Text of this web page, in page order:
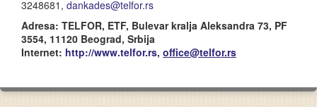
3248681, dankades@telfor.rs
Adresa: TELFOR, ETF, Bulevar kralja Aleksandra 73, PF
3554, 11120 Beograd, Srbija
Internet: http://www.telfor.rs, office@telfor.rs